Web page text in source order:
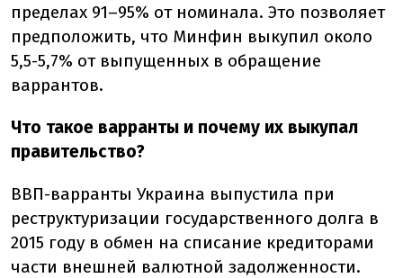
пределах 91–95% от номинала. Это позволяет
предположить, что Минфин выкупил около
5,5-5,7% от выпущенных в обращение
варрантов.
Что такое варранты и почему их выкупал
правительство?
ВВП-варранты Украина выпустила при
реструктуризации государственного долга в
2015 году в обмен на списание кредиторами
части внешней валютной задолженности.